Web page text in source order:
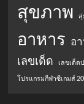
สุขภาพ สุ่
อาหาร อ
เลขเด็ด เลขเด็ด
โปรแกรมกีฬาซีเกมส์